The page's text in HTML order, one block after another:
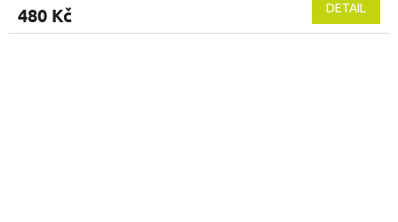
480 Kč DETAIL